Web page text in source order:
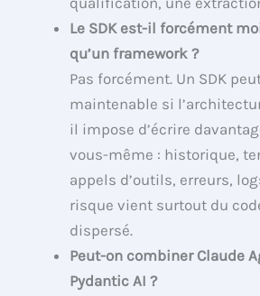
Le SDK est-il forcément
qu’un framework ?
Pas forcément. Un SDK
maintenable si
il impose d’écrire
vous-même : historique,
appels d’outils, erreurs,
risque vient surtout du
dispersé.
Peut-on combiner Claude
Pydantic AI ?